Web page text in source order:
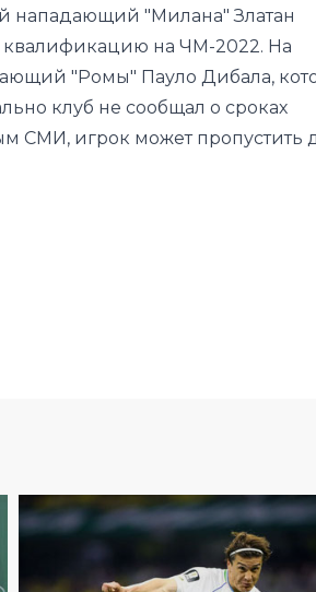
клуб не сообщал о сроках
СМИ, игрок может пропустить